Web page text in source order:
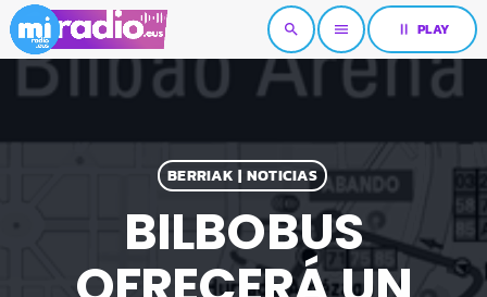
search menu pause PLAY
BERRIAK | NOTICIAS
BILBOBUS